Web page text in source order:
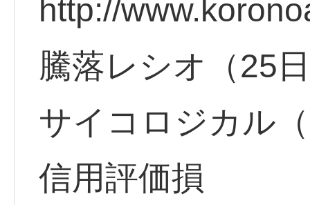
http://
騰落レシオ（25
サイコロジカル
信用評価損